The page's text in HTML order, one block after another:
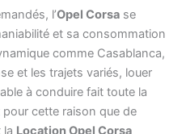
l’Opel Corsa se
et sa consommation
comme Casablanca,
et les trajets variés, louer
à conduire fait toute la
cette raison que de
la Location Opel Corsa